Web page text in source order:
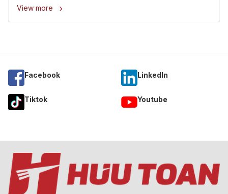
View more 
Facebook Linkedln
Tiktok Youtube